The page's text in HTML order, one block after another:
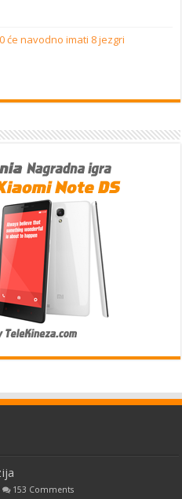
će navodno imati 8 jezgri
153 Comments